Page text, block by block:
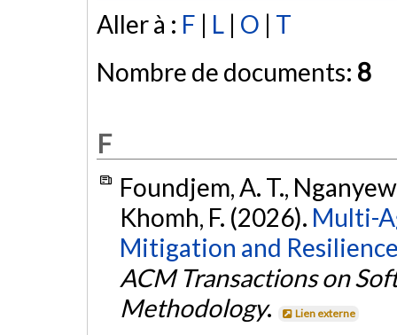
Aller à : F | L | O | T
Nombre de documents: 8
F
Foundjem, A. T.,
Khomh, F. (2026). Multi-
Mitigation and
ACM Transactions on
Methodology. Lien externe